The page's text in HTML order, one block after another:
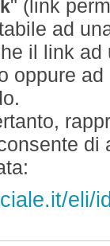
" (link
ad
il link
oppure
eli/